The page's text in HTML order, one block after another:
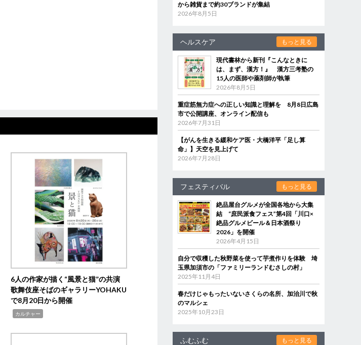
6人の作家が描く“風景と猫”の共演
歌舞伎座そばのギャラリーYOHAKU
で8月20日から開催
カルチャー
から雑貨まで約30ブランドが集結
2026年8月5日
ヘルスケア もっと見る
現代書林から新刊『こんなときに
は、まず、漢方！』 漢方三考塾の
15人の医師や薬剤師が執筆
2026年8月5日
重症筋無力症への正しい知識と理解を 8月8日広島
市で公開講座、オンライン配信も
2026年7月31日
【がんを生きる緩和ケア医・大橋洋平「足し算
命」】天空を見上げて
2026年7月28日
フェスティバル もっと見る
絶品屋台グルメが全国各地から大集
結 “庶民派食フェス”第4回「川口×
絶品グルメビール＆日本酒祭り
2026」を開催
2026年4月15日
自分で収穫した秋野菜を使って芋煮作りを体験 埼
玉県加須市の「ファミリーランドむさしの村」
2025年11月4日
春だけじゃもったいないさくらの名所、加治川で秋
のマルシェ
2025年10月23日
ふむふむ もっと見る